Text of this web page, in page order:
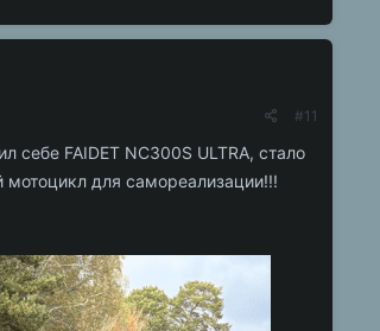
#11
себе FAIDET NC300S ULTRA, стало
мотоцикл для самореализации!!!